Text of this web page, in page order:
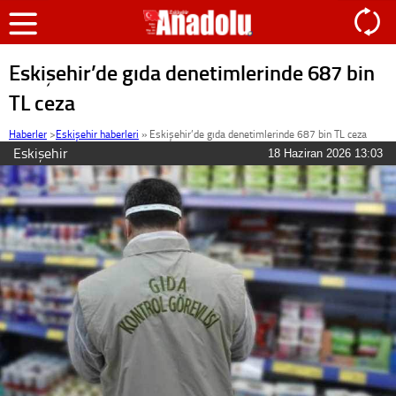
Eskişehir’de gıda denetimlerinde 687 bin
TL ceza
Haberler >Eskişehir haberleri » Eskişehir’de gıda denetimlerinde 687 bin TL ceza
Eskişehir 18 Haziran 2026 13:03